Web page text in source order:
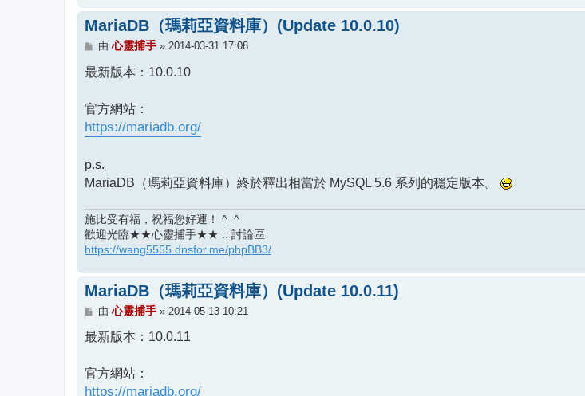
MariaDB（瑪莉亞資料庫）(Update 10.0.10)
文
由 心靈捕手» 2014-03-31 17:08
最新版本：10.0.10
官方網站：
https://mariadb.org/
p.s.
MariaDB（瑪莉亞資料庫）終於釋出相當於 MySQL 5.6 系列的穩定版本。
施比受有福，祝福您好運！ ^_^
歡迎光臨★★心靈捕手★★ :: 討論區
https://wang5555.dnsfor.me/phpBB3/
MariaDB（瑪莉亞資料庫）(Update 10.0.11)
文
由 心靈捕手» 2014-05-13 10:21
最新版本：10.0.11
官方網站：
https://mariadb.org/